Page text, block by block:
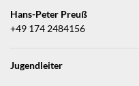
Hans-Peter Preuß
+49 174 2484156
Jugendleiter